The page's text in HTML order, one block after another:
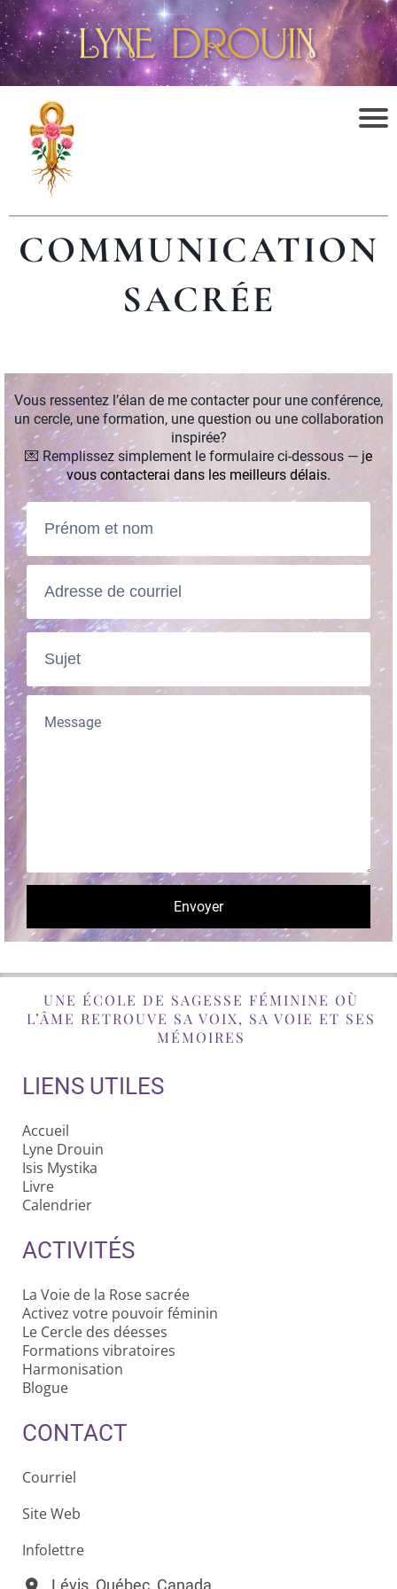
COMMUNICATION
SACRÉE
Vous ressentez l’élan de me contacter pour une conférence,
un cercle, une formation, une question ou une collaboration
inspirée?
💌 Remplissez simplement le formulaire ci-dessous — je
vous contacterai dans les meilleurs délais.
Envoyer
UNE ÉCOLE DE SAGESSE FÉMININE OÙ
L’ÂME RETROUVE SA VOIX, SA VOIE ET SES
MÉMOIRES
LIENS UTILES
Accueil
Lyne Drouin
Isis Mystika
Livre
Calendrier
ACTIVITÉS
La Voie de la Rose sacrée
Activez votre pouvoir féminin
Le Cercle des déesses
Formations vibratoires
Harmonisation
Blogue
CONTACT
Courriel
Site Web
Infolettre
Lévis, Québec, Canada